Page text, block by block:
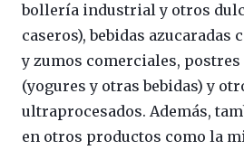
bollería industrial y otros
caseros), bebidas azucaradas
y zumos comerciales, postres
(yogures y otras bebidas) y
ultraprocesados. Además,
en otros productos como la